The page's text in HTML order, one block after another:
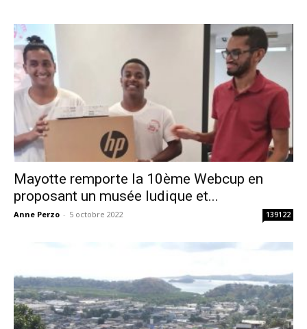
Mayotte remporte la 10ème Webcup en
proposant un musée ludique et...
Anne Perzo - 5 octobre 2022 139122